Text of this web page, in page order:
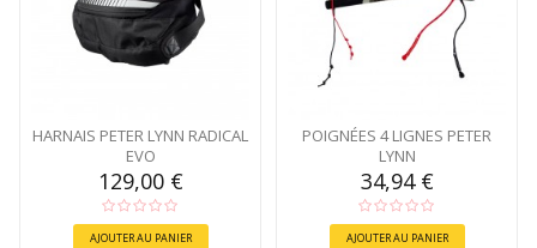
HARNAIS PETER LYNN RADICAL
EVO
129,00 €
AJOUTER AU PANIER
POIGNÉES 4 LIGNES PETER
LYNN
34,94 €
AJOUTER AU PANIER